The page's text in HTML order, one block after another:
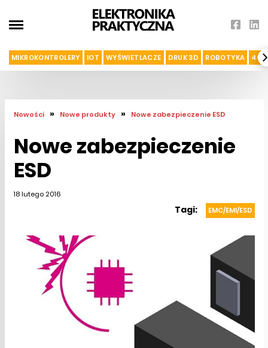
MIKROKONTROLERY IOT WYŚWIETLACZE DRUK 3D ROBOTYKA 4G I
Nowości » Nowe produkty » Nowe zabezpieczenie ESD
Nowe zabezpieczenie
ESD
18 lutego 2016
Tagi: EMC/EMI/ESD